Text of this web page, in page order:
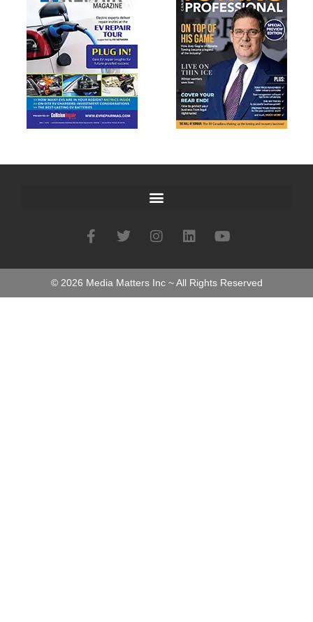
© 2026 Media Matters Inc ~ All Rights Reserved